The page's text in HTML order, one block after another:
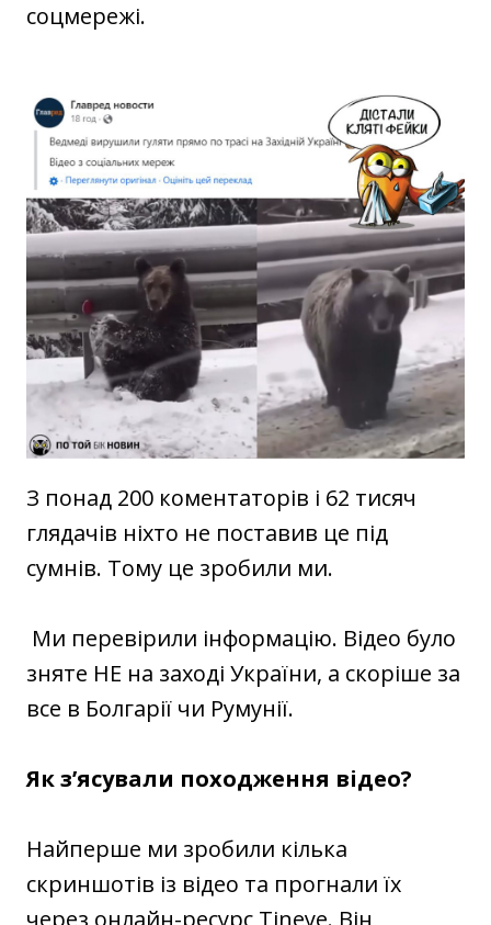
соцмережі.
З понад 200 коментаторів і 62 тисяч
глядачів ніхто не поставив це під
сумнів. Тому це зробили ми.
Ми перевірили інформацію. Відео було
зняте НЕ на заході України, а скоріше за
все в Болгарії чи Румунії.
Як з’ясували походження відео?
Найперше ми зробили кілька
скриншотів із відео та прогнали їх